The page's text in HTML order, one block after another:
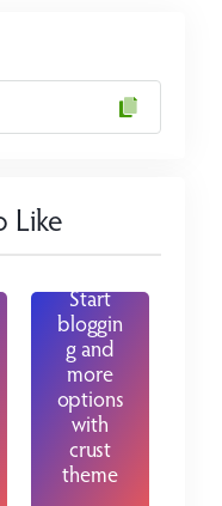
Like
Start
bloggin
g and
more
options
with
crust
theme